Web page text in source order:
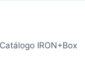
Catálogo IRON+Box